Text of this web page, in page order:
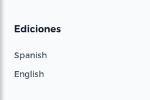
Ediciones
Spanish
English